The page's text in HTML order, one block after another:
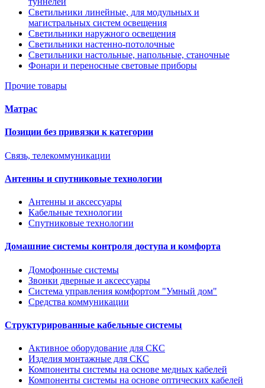
Светильники линейные, для модульных и
магистральных систем освещения
Светильники наружного освещения
Светильники настенно-потолочные
Светильники настольные, напольные, станочные
Фонари и переносные световые приборы
Прочие товары
Матрас
Позиции без привязки к категории
Связь, телекоммуникации
Антенны и спутниковые технологии
Антенны и аксессуары
Кабельные технологии
Спутниковые технологии
Домашние системы контроля доступа и комфорта
Домофонные системы
Звонки дверные и аксессуары
Система управления комфортом "Умный дом"
Средства коммуникации
Структурированные кабельные системы
Активное оборудование для СКС
Изделия монтажные для СКС
Компоненты системы на основе медных кабелей
Компоненты системы на основе оптических кабелей